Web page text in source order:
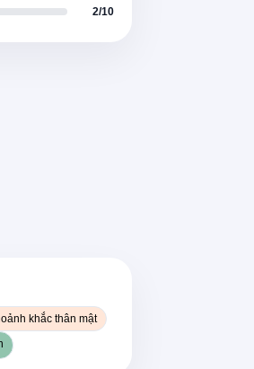
2/10
khắc thân mật